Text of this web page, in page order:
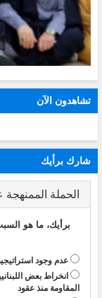
تشاهدون الآن
شارك برأيك
الحملة
برأيك، ما هو
عدم وجود
انخراط بعض
المقاومة منذ عقود